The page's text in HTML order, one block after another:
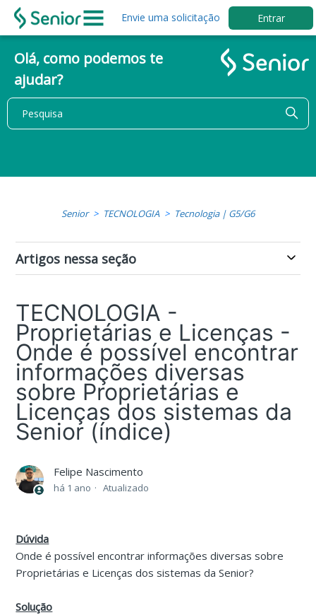
Envie uma solicitação Entrar
Olá, como podemos te
ajudar?
Senior TECNOLOGIA Tecnologia | G5/G6
Artigos nessa seção
TECNOLOGIA -
Proprietárias e Licenças -
Onde é possível encontrar
informações diversas
sobre Proprietárias e
Licenças dos sistemas da
Senior (índice)
Felipe Nascimento
há 1 ano Atualizado
Dúvida
Onde é possível encontrar informações diversas sobre
Proprietárias e Licenças dos sistemas da Senior?
Solução